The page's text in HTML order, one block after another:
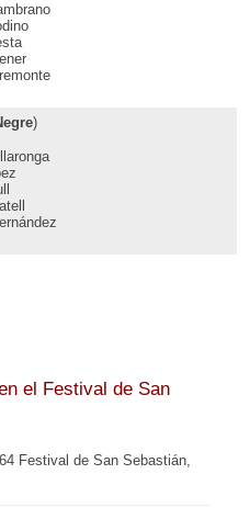
)
el Festival de San
Festival de San Sebastián,